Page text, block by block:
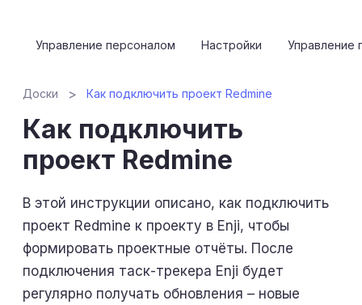
Управление персоналом Настройки Управление
Доски Как подключить проект Redmine
Как подключить
проект Redmine
В этой инструкции описано, как подключить
проект Redmine к проекту в Enji, чтобы
формировать проектные отчёты. После
подключения таск-трекера Enji будет
регулярно получать обновления – новые